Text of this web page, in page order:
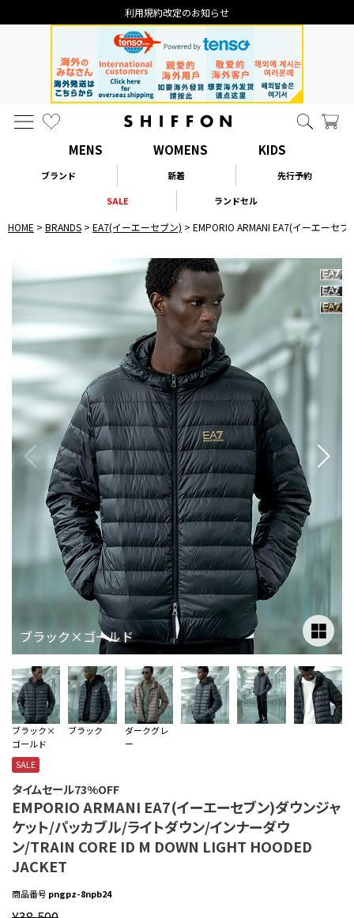
利用規約改定のお知らせ
MENS WOMENS KIDS
ブランド 新着
先行予約
SALE
ランドセル
HOME BRANDS EA7(イーエーセブン) EMPORIO ARMANI EA7(イーエーセ
ブラック×ゴールド
ブラック×
ゴールド
ブラック
ダークグレ
ー
SALE
タイムセール73%OFF
EMPORIO ARMANI EA7(イーエーセブン)ダウンジャ
ケット/パッカブル/ライトダウン/インナーダウ
ン/TRAIN CORE ID M DOWN LIGHT HOODED
JACKET
商品番号 pngpz-8npb24